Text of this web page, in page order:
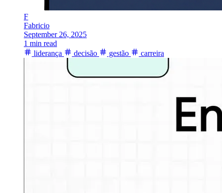
F
Fabricio
September 26, 2025
1 min read
liderança
decisão gestão carreira